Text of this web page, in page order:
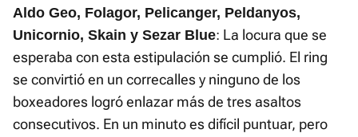
Aldo Geo, Folagor, Pelicanger, Peldanyos,
Unicornio, Skain y Sezar Blue: La locura que se
esperaba con esta estipulación se cumplió. El ring
se convirtió en un correcalles y ninguno de los
boxeadores logró enlazar más de tres asaltos
consecutivos. En un minuto es difícil puntuar, pero